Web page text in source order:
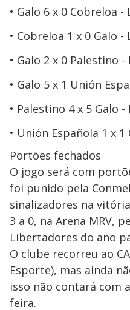
Galo 6 x 0 Cobreloa
Cobreloa 1 x 0 Galo
Galo 2 x 0 Palestino
Galo 5 x 1 Unión
Palestino 4 x 5 Galo
Unión Española 1 x
Portões fechados
O jogo será com
foi punido pela
sinalizadores na
3 a 0, na Arena MRV,
Libertadores do ano
O clube recorreu ao
Esporte), mas ainda
isso não contará com
feira.